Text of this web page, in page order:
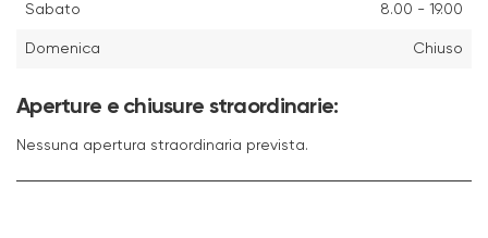
Sabato 8.00 - 19.00
Domenica Chiuso
Aperture e chiusure straordinarie:
Nessuna apertura straordinaria prevista.